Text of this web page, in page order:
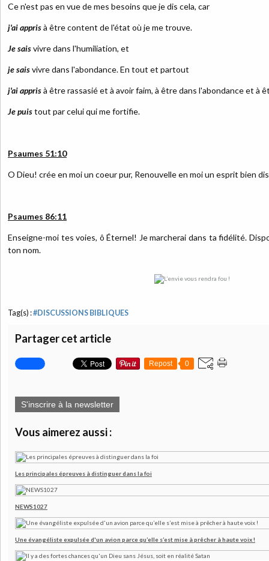
Ce n'est pas en vue de mes besoins que je dis cela, car
j'ai apprisà être content de l'état où je me trouve.
Je saisvivre dans l'humiliation, et
je saisvivre dans l'abondance. En tout et partout
j'ai apprisà être rassasié et à avoir faim, à être dans l'abondance et à
Je puistout par celui qui me fortifie.
Psaumes 51:10
O Dieu! crée en moi un coeur pur, Renouvelle en moi un esprit bien
Psaumes 86:11
Enseigne-moi tes voies, ô Éternel! Je marcherai dans ta fidélité.
ton nom.
Tag(s) :#DISCUSSIONS BIBLIQUES
Partager cet article
Repost 0
S'inscrire à la newsletter
Vous aimerez aussi :
Les principales épreuves à distinguer dans la foi
NEWS1027
Une évangéliste expulsée d'un avion parce qu’elle s’est mise à prêcher à haute voix !